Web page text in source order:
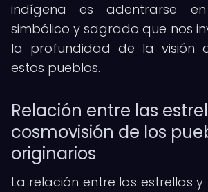
indígena es adentrarse
simbólico y sagrado que nos
la profundidad de la visión
estos pueblos.
Relación entre las
cosmovisión de los
originarios
La relación entre las estrellas